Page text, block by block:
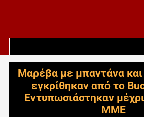
Μαρέβα με μπαντάνα
εγκρίθηκαν από το
Εντυπωσιάστηκαν
ΜΜΕ